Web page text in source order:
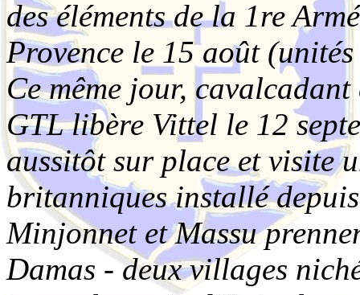
des éléments de la 1re
Provence le 15 août
Ce même jour,
GTL libère Vittel le 12
aussitôt sur place et visite
britanniques installé
Minjonnet et Massu
Damas - deux villages